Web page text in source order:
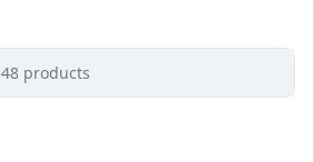
48 products